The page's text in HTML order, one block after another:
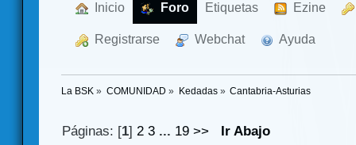
Inicio Foro Etiquetas Ezine
Registrarse Webchat Ayuda
La BSK » COMUNIDAD » Kedadas» Cantabria-Asturias
Páginas: [1]2 3 ... 19 >>
Ir Abajo